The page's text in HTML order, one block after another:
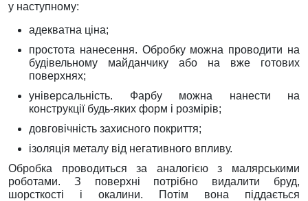
у наступному:
адекватна ціна;
простота нанесення. Обробку можна проводити на
будівельному майданчику або на вже готових
поверхнях;
універсальність. Фарбу можна нанести на
конструкції будь-яких форм і розмірів;
довговічність захисного покриття;
ізоляція металу від негативного впливу.
Обробка проводиться за аналогією з малярськими
роботами. З поверхні потрібно видалити бруд,
шорсткості і окалини. Потім вона піддається